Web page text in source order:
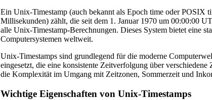
Ein Unix-Timestamp (auch bekannt als Epoch time oder POSIX
Millisekunden) zählt, die seit dem 1. Januar 1970 um 00:00:00
alle Unix-Timestamp-Berechnungen. Dieses System bietet eine
Computersystemen weltweit.
Unix-Timestamps sind grundlegend für die moderne
eingesetzt, die eine konsistente Zeitverfolgung über
die Komplexität im Umgang mit Zeitzonen, Sommerzeit und
Wichtige Eigenschaften von Unix-Timestamps